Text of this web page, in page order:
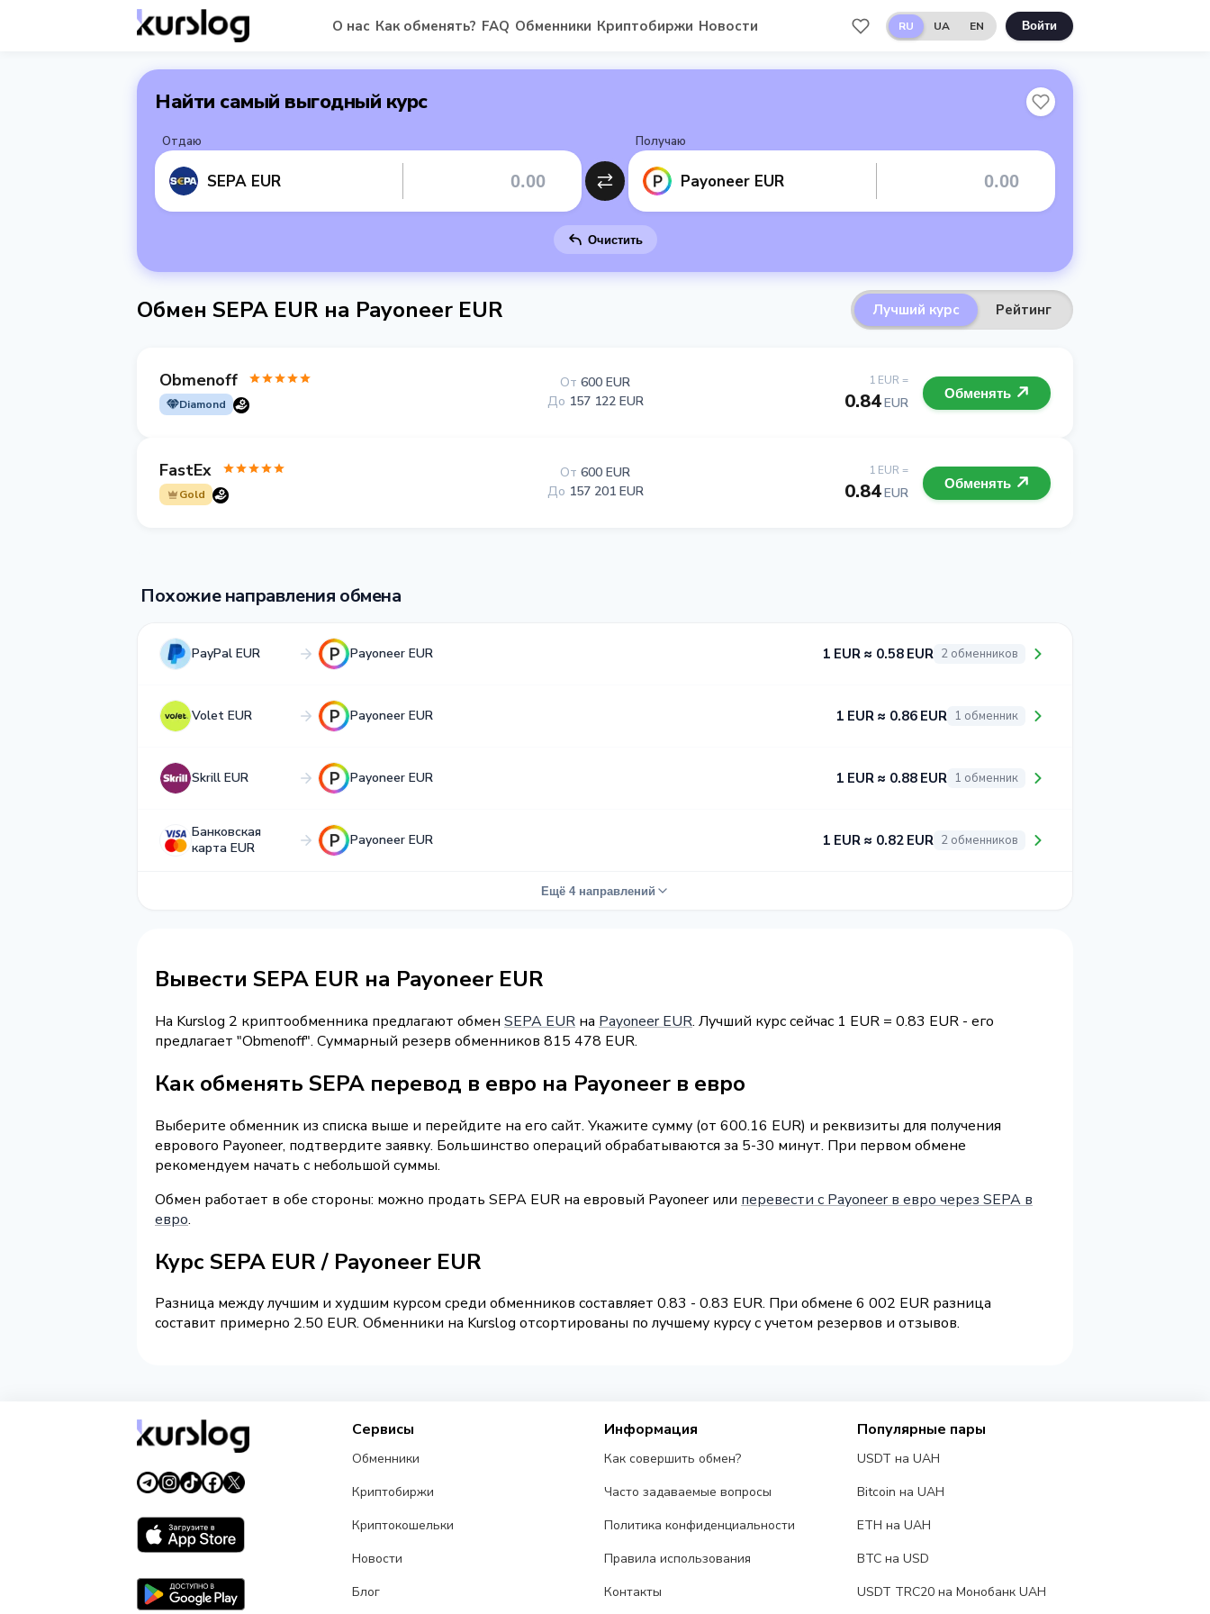
О нас Как обменять? FAQ Обменники Криптобиржи Новости RU UA EN Войти
Найти самый выгодный курс
Отдаю
SEPA EUR
Получаю
Payoneer EUR
Очистить
Обмен SEPA EUR на Payoneer EUR Лучший курс Рейтинг
Obmenoff
Diamond
1 EUR =
0.84EUR
От 600 EUR
До 157 122 EUR Обменять
FastEx
Gold
1 EUR =
0.84EUR
От 600 EUR
До 157 201 EUR Обменять
Похожие направления обмена
PayPal EUR Payoneer EUR 1 EUR ≈ 0.58 EUR 2 обменников
Volet EUR Payoneer EUR 1 EUR ≈ 0.86 EUR 1 обменник
Skrill EUR Payoneer EUR 1 EUR ≈ 0.88 EUR 1 обменник
Банковская
карта EUR
Payoneer EUR 1 EUR ≈ 0.82 EUR 2 обменников
Ещё 4 направлений
Вывести SEPA EUR на Payoneer EUR
На Kurslog 2 криптообменника предлагают обмен SEPA EUR на Payoneer EUR. Лучший курс сейчас 1 EUR = 0.83 EUR - его
предлагает "Obmenoff". Суммарный резерв обменников 815 478 EUR.
Как обменять SEPA перевод в евро на Payoneer в евро
Выберите обменник из списка выше и перейдите на его сайт. Укажите сумму (от 600.16 EUR) и реквизиты для получения
еврового Payoneer, подтвердите заявку. Большинство операций обрабатываются за 5-30 минут. При первом обмене
рекомендуем начать с небольшой суммы.
Обмен работает в обе стороны: можно продать SEPA EUR на евровый Payoneer или перевести с Payoneer в евро через SEPA в
евро.
Курс SEPA EUR / Payoneer EUR
Разница между лучшим и худшим курсом среди обменников составляет 0.83 - 0.83 EUR. При обмене 6 002 EUR разница
составит примерно 2.50 EUR. Обменники на Kurslog отсортированы по лучшему курсу с учетом резервов и отзывов.
Сервисы
Обменники
Криптобиржи
Криптокошельки
Новости
Блог
Информация
Как совершить обмен?
Часто задаваемые вопросы
Политика конфиденциальности
Правила использования
Контакты
Популярные пары
USDT на UAH
Bitcoin на UAH
ETH на UAH
BTC на USD
USDT TRC20 на Монобанк UAH